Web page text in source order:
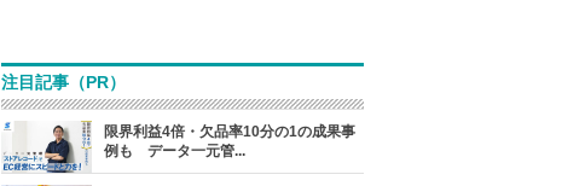
注目記事（PR）
限界利益4倍・欠品率10分の1の成果事
例も データ一元管...